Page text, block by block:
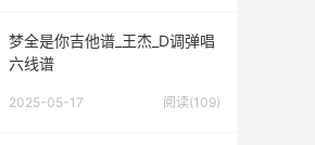
梦全是你吉他谱_王杰_D调弹唱
六线谱
2025-05-17 阅读(109)